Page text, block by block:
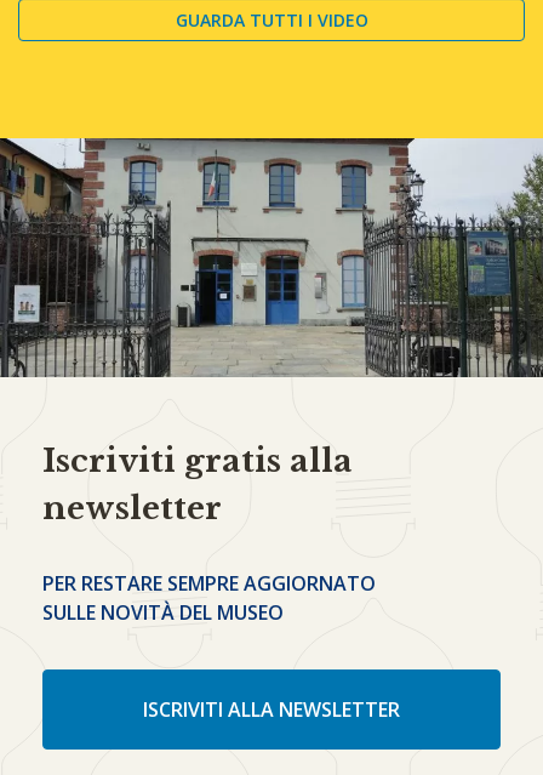
GUARDA TUTTI I VIDEO
Iscriviti gratis alla
newsletter
PER RESTARE SEMPRE AGGIORNATO
SULLE NOVITÀ DEL MUSEO
ISCRIVITI ALLA NEWSLETTER